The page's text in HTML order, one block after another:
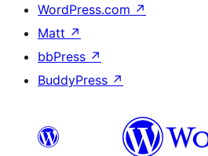
WordPress.com ↗
Matt ↗
bbPress ↗
BuddyPress ↗